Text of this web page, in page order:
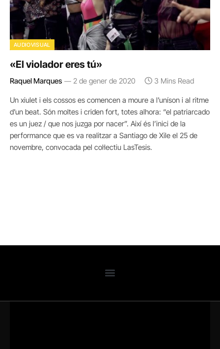
AUDIOVISUAL
«El violador eres tú»
Raquel Marques 2 de gener de 2020 3 Mins Read
Un xiulet i els cossos es comencen a moure a l’uníson i al ritme
d’un beat. Són moltes i criden fort, totes alhora: “el patriarcado
es un juez / que nos juzga por nacer”. Així és l’inici de la
performance que es va realitzar a Santiago de Xile el 25 de
novembre, convocada pel col·lectiu LasTesis.